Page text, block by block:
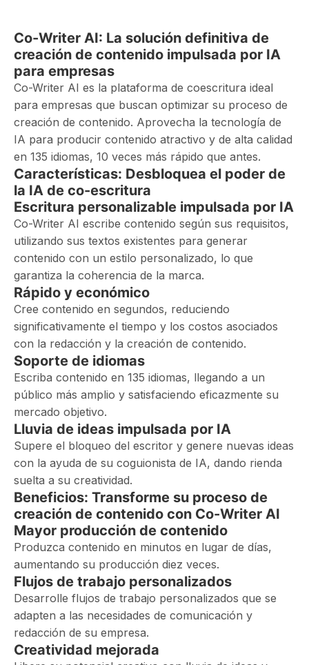
Co-Writer AI: La solución definitiva de
creación de contenido impulsada por IA
para empresas
Co-Writer AI es la plataforma de coescritura ideal
para empresas que buscan optimizar su proceso de
creación de contenido. Aprovecha la tecnología de
IA para producir contenido atractivo y de alta calidad
en 135 idiomas, 10 veces más rápido que antes.
Características: Desbloquea el poder de
la IA de co-escritura
Escritura personalizable impulsada por IA
Co-Writer AI escribe contenido según sus requisitos,
utilizando sus textos existentes para generar
contenido con un estilo personalizado, lo que
garantiza la coherencia de la marca.
Rápido y económico
Cree contenido en segundos, reduciendo
significativamente el tiempo y los costos asociados
con la redacción y la creación de contenido.
Soporte de idiomas
Escriba contenido en 135 idiomas, llegando a un
público más amplio y satisfaciendo eficazmente su
mercado objetivo.
Lluvia de ideas impulsada por IA
Supere el bloqueo del escritor y genere nuevas ideas
con la ayuda de su coguionista de IA, dando rienda
suelta a su creatividad.
Beneficios: Transforme su proceso de
creación de contenido con Co-Writer AI
Mayor producción de contenido
Produzca contenido en minutos en lugar de días,
aumentando su producción diez veces.
Flujos de trabajo personalizados
Desarrolle flujos de trabajo personalizados que se
adapten a las necesidades de comunicación y
redacción de su empresa.
Creatividad mejorada